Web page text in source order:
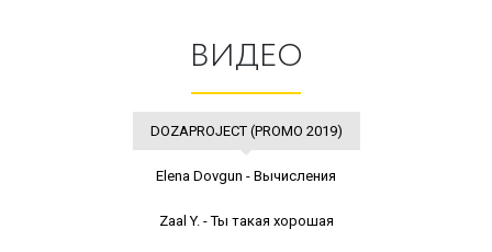
ВИДЕО
DOZAPROJECT (PROMO 2019)
Elena Dovgun - Вычисления
Zaal Y. - Ты такая хорошая